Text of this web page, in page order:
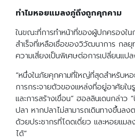
ทำไมหอยแมลงภู่ถึงถูกคุกคาม
ในขณะที่การทำหน้าที่ของผู้ปกครองใน
สำเร็จที่เหลือเชื่อของวิวัฒนาการ กล
ความเสี่ยงเป็นพิเศษต่อการเปลี่ยนแ
“หนึ่งในภัยคุกคามที่ใหญ่ที่สุดสำหรับห
การกระจายตัวของแหล่งที่อยู่อาศัยใ
และการสร้างเขื่อน” ฮอลลินเดนกล่าว
ปลา หากปลาไม่สามารถเดินทางขึ้นลง
ด้วยประชากรที่โดดเดี่ยว และหอยแม
ได้”